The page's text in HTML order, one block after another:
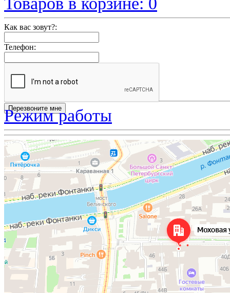
Как вас зовут?:
Телефон:
Режим работы